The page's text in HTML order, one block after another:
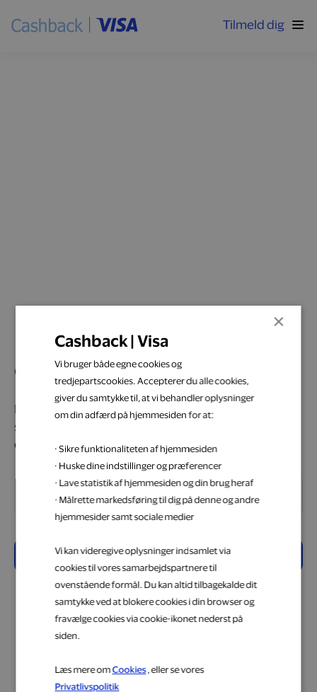
Tilmeld dig
Opret profil
For at tilmelde dig Cashback i partnerskab med Visa
skal du indtaste din e-mail, hvorefter du får tilsendt
en bekræftelseskode på mail.
E-mail adresse
Send
×
Cashback | Visa
Vi bruger både egne cookies og
tredjepartscookies. Accepterer du alle cookies,
giver du samtykke til, at vi behandler oplysninger
om din adfærd på hjemmesiden for at:
· Sikre funktionaliteten af hjemmesiden
· Huske dine indstillinger og præferencer
· Lave statistik af hjemmesiden og din brug heraf
· Målrette markedsføring til dig på denne og andre
hjemmesider samt sociale medier
Vi kan videregive oplysninger indsamlet via
cookies til vores samarbejdspartnere til
ovenstående formål. Du kan altid tilbagekalde dit
samtykke ved at blokere cookies i din browser og
fravælge cookies via cookie-ikonet nederst på
siden.
Læs mere omCookies, eller se vores
Privatlivspolitik